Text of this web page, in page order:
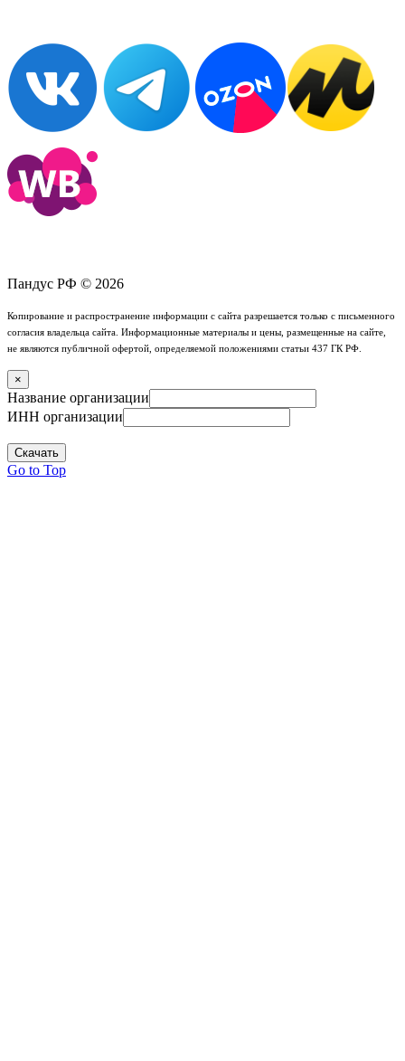
Пандус РФ © 2026
Копирование и распространение информации с сайта разрешается только с письменного
согласия владельца сайта. Информационные материалы и цены, размещенные на сайте,
не являются публичной офертой, определяемой положениями статьи 437 ГК РФ.
×
Название организации
ИНН организации
Скачать
Go to Top